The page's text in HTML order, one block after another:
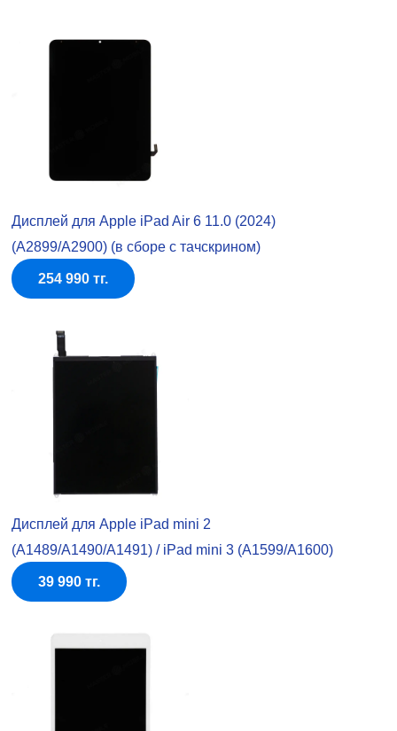
Дисплей для Apple iPad Air 6 11.0 (2024)
(A2899/A2900) (в сборе с тачскрином)
254 990 тг.
Дисплей для Apple iPad mini 2
(A1489/A1490/A1491) / iPad mini 3 (A1599/A1600)
39 990 тг.